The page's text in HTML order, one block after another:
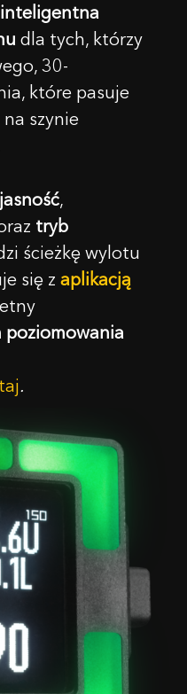
inteligentna
dla tych, którzy
30-
które pasuje
szynie
,
tryb
ścieżkę wylotu
się zaplikacją
poziomowania
.
0,00$
skrzynkę z Siliconem
SG Timer!
i wybierz kolor litery w
Z NAMI
i chcą
ANULUJ